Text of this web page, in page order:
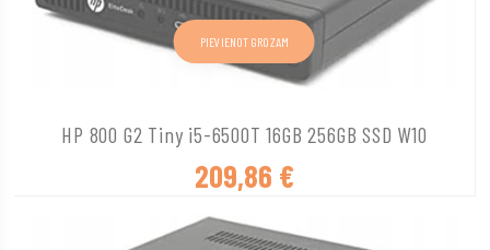
HP 800 G2 Tiny i5-6500T 16GB 256GB SSD W10
209,86 €
PIEVIENOT GROZAM